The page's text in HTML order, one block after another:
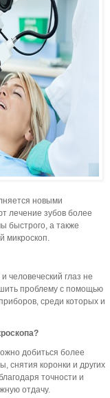
новыми
лечение зубов более
быстрого, а также
микроскоп.
человеческий глаз не
проблему с помощью
среди которых и
добиться более
снятия коронки и других
точности и
отдачу.